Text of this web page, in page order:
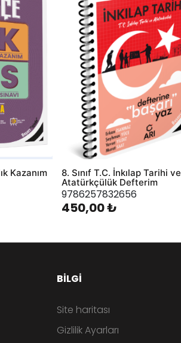
Kazanım
8. Sınıf T.C. İnkılap Tarihi ve
Atatürkçülük Defterim
9786257832656
450,00 ₺
BILGI
Site haritası
Gizlilik Ayarları